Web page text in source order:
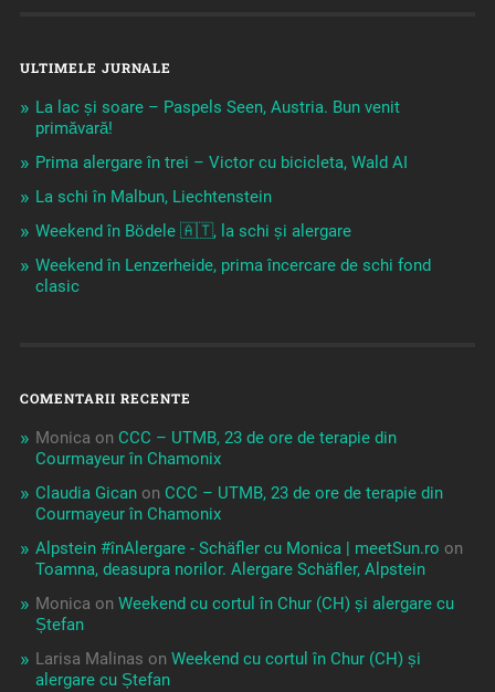
ULTIMELE JURNALE
La lac și soare – Paspels Seen, Austria. Bun venit
primăvară!
Prima alergare în trei – Victor cu bicicleta, Wald AI
La schi în Malbun, Liechtenstein
Weekend în Bödele 🇦🇹, la schi și alergare
Weekend în Lenzerheide, prima încercare de schi fond
clasic
COMENTARII RECENTE
Monica on CCC – UTMB, 23 de ore de terapie din
Courmayeur în Chamonix
Claudia Gicanon CCC – UTMB, 23 de ore de terapie din
Courmayeur în Chamonix
Alpstein #înAlergare - Schäfler cu Monica | meetSun.ro on
Toamna, deasupra norilor. Alergare Schäfler, Alpstein
Monica on Weekend cu cortul în Chur (CH) și alergare cu
Ștefan
Larisa Malinas on Weekend cu cortul în Chur (CH) și
alergare cu Ștefan